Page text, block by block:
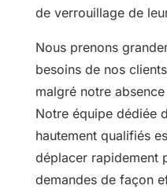
de verrouillage de
Nous prenons
besoins de nos
malgré notre
Notre équipe dédiée
hautement qualifiés
déplacer rapidement
demandes de façon